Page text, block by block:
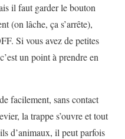
il faut garder le bouton
(on lâche, ça s’arrête),
Si vous avez de petites
un point à prendre en
facilement, sans contact
la trappe s’ouvre et tout
d’animaux, il peut parfois